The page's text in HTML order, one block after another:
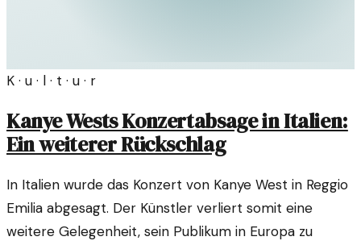
K · u · l · t · u · r
Kanye Wests Konzertabsage in Italien:
Ein weiterer Rückschlag
In Italien wurde das Konzert von Kanye West in Reggio
Emilia abgesagt. Der Künstler verliert somit eine
weitere Gelegenheit, sein Publikum in Europa zu